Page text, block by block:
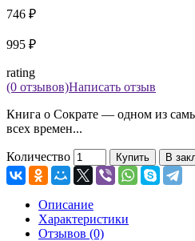
746 ₽
995 ₽
rating
(0 отзывов)Написать отзыв
Книга о Сократе — одном из
всех времен...
Количество Купить В
Описание
Характеристики
Отзывов (0)